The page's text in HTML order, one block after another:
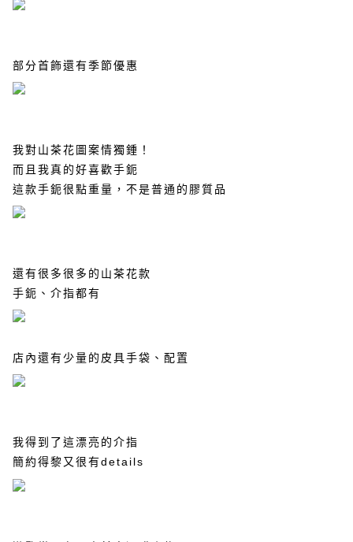
部分首飾還有季節優惠
我對山茶花圖案情獨鍾！
而且我真的好喜歡手鈪
這款手鈪很點重量，不是普通的膠質品
還有很多很多的山茶花款
手鈪、介指都有
店內還有少量的皮具手袋、配置
我得到了這漂亮的介指
簡約得黎又很有details